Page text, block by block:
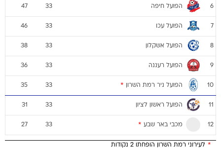
6 הפועל חיפה 33
47
7 הפועל עכו 33
46
8 הפועל אשקלון 33
38
9 הפועל רעננה 33
36
10 הפועל ניר רמת השרון *
33
35
11 הפועל ראשון לציון 33
31
12 מכבי באר שבע *
33
27
* לעירוני רמת השרון הופחתו 2 נקודות